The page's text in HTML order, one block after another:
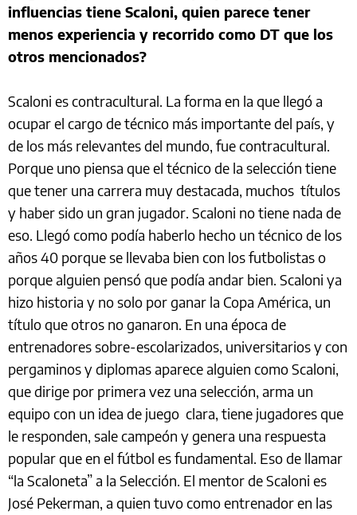
influencias tiene Scaloni, quien parece tener
menos experiencia y recorrido como DT que los
otros mencionados?
Scaloni es contracultural. La forma en la que llegó a
ocupar el cargo de técnico más importante del país, y
de los más relevantes del mundo, fue contracultural.
Porque uno piensa que el técnico de la selección tiene
que tener una carrera muy destacada, muchos títulos
y haber sido un gran jugador. Scaloni no tiene nada de
eso. Llegó como podía haberlo hecho un técnico de los
años 40 porque se llevaba bien con los futbolistas o
porque alguien pensó que podía andar bien. Scaloni ya
hizo historia y no solo por ganar la Copa América, un
título que otros no ganaron. En una época de
entrenadores sobre-escolarizados, universitarios y con
pergaminos y diplomas aparece alguien como Scaloni,
que dirige por primera vez una selección, arma un
equipo con un idea de juego clara, tiene jugadores que
le responden, sale campeón y genera una respuesta
popular que en el fútbol es fundamental. Eso de llamar
“la Scaloneta” a la Selección. El mentor de Scaloni es
José Pekerman, a quien tuvo como entrenador en las